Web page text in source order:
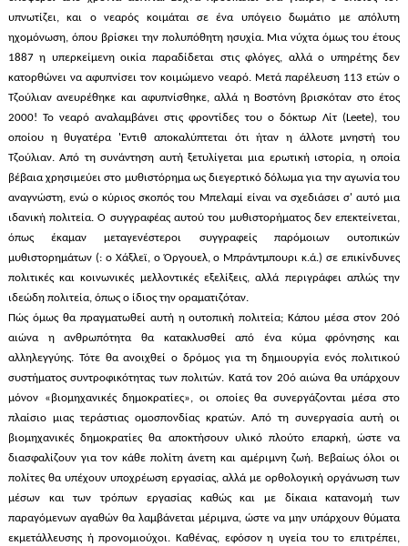
υπνωτίζει, και ο νεαρός κοιμάται σε ένα υπόγειο δωμάτιο με απόλυτη
ηχομόνωση, όπου βρίσκει την πολυπόθητη ησυχία. Μια νύχτα όμως του έτους
1887 η υπερκείμενη οικία παραδίδεται στις φλόγες, αλλά ο υπηρέτης δεν
κατορθώνει να αφυπνίσει τον κοιμώμενο νεαρό. Μετά παρέλευση 113 ετών ο
Τζούλιαν ανευρέθηκε και αφυπνίσθηκε, αλλά η Βοστόνη βρισκόταν στο έτος
2000! Το νεαρό αναλαμβάνει στις φροντίδες του ο δόκτωρ Λίτ ( Leete), του
οποίου η θυγατέρα 'Εντιθ αποκαλύπτεται ότι ήταν η άλλοτε μνηστή του
Τζούλιαν. Από τη συνάντηση αυτή ξετυλίγεται μια ερωτική ιστορία, η οποία
βέβαια χρησιμεύει στο μυθιστόρημα ως διεγερτικό δόλωμα για την αγωνία του
αναγνώστη, ενώ ο κύριος σκοπός του Μπελαμί είναι να σχεδιάσει σ' αυτό μια
ιδανική πολιτεία. Ο συγγραφέας αυτού του μυθιστορήματος δεν επεκτείνεται,
όπως έκαμαν μεταγενέστεροι συγγραφείς παρόμοιων ουτοπικών
μυθιστορημάτων (: ο Χάξλεϊ, ο Όργουελ, ο Μπράντμπουρι κ.ά.) σε επικίνδυνες
πολιτικές και κοινωνικές μελλοντικές εξελίξεις, αλλά περιγράφει απλώς την
ιδεώδη πολιτεία, όπως ο ίδιος την οραματιζόταν.
Πώς όμως θα πραγματωθεί αυτή η ουτοπική πολιτεία; Κάπου μέσα στον 20ό
αιώνα η ανθρωπότητα θα κατακλυσθεί από ένα κύμα φρόνησης και
αλληλεγγύης. Τότε θα ανοιχθεί ο δρόμος για τη δημιουργία ενός πολιτικού
συστήματος συντροφικότητας των πολιτών. Κατά τον 20ό αιώνα θα υπάρχουν
μόνον «βιομηχανικές δημοκρατίες», οι οποίες θα συνεργάζονται μέσα στο
πλαίσιο μιας τεράστιας ομοσπονδίας κρατών. Από τη συνεργασία αυτή οι
βιομηχανικές δημοκρατίες θα αποκτήσουν υλικό πλούτο επαρκή, ώστε να
διασφαλίζουν για τον κάθε πολίτη άνετη και αμέριμνη ζωή. Βεβαίως όλοι οι
πολίτες θα υπέχουν υποχρέωση εργασίας, αλλά με ορθολογική οργάνωση των
μέσων και των τρόπων εργασίας καθώς και με δίκαια κατανομή των
παραγόμενων αγαθών θα λαμβάνεται μέριμνα, ώστε να μην υπάρχουν θύματα
εκμετάλλευσης ή προνομιούχοι. Καθένας, εφόσον η υγεία του το επιτρέπει,